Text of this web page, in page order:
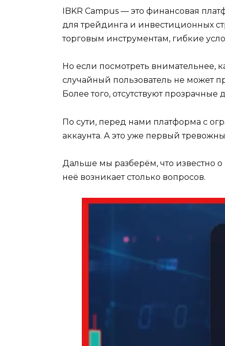
IBKR Campus — это финансовая
для трейдинга и инвестиционных
торговым инструментам, гибкие
Но если посмотреть внимательнее,
случайный пользователь не может
Более того, отсутствуют
По сути, перед нами платформа с
аккаунта. А это уже первый
Дальше мы разберём, что известно о
неё возникает столько вопросов.